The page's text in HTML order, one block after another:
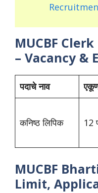
MUCBF
– Vacancy &
पदाचे नाव
कनिष्ठ लिपिक 12
MUCBF
Limit,